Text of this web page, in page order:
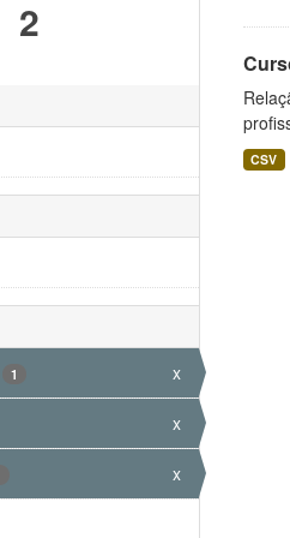
2
1 x
x
x
CSV